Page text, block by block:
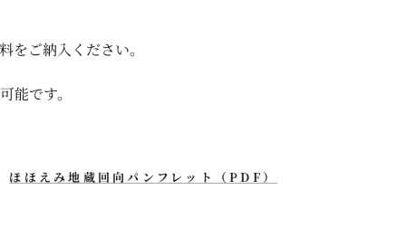
ご納入ください。
です。
ほほえみ地蔵回向パンフレット（PDF）